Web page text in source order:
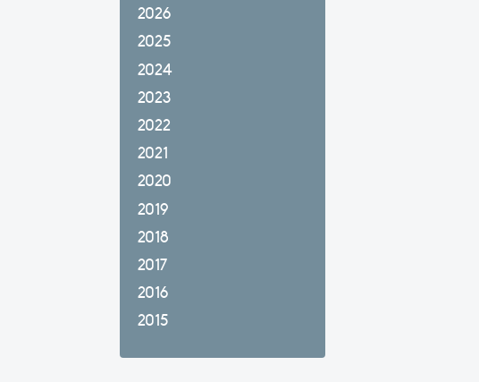
2026
2025
2024
2023
2022
2021
2020
2019
2018
2017
2016
2015